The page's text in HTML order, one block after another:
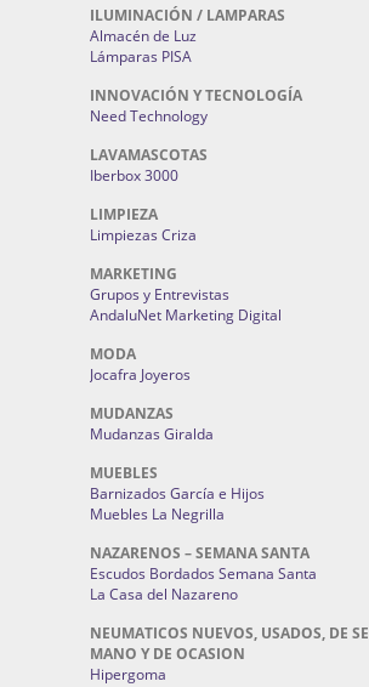
ILUMINACIÓN / LAMPARAS
Almacén de Luz
Lámparas PISA
INNOVACIÓN Y TECNOLOGÍA
Need Technology
LAVAMASCOTAS
Iberbox 3000
LIMPIEZA
Limpiezas Criza
MARKETING
Grupos y Entrevistas
AndaluNet Marketing Digital
MODA
Jocafra Joyeros
MUDANZAS
Mudanzas Giralda
MUEBLES
Barnizados García e Hijos
Muebles La Negrilla
NAZARENOS – SEMANA SANTA
Escudos Bordados Semana Santa
La Casa del Nazareno
NEUMATICOS NUEVOS, USADOS, DE
MANO Y DE OCASION
Hipergoma